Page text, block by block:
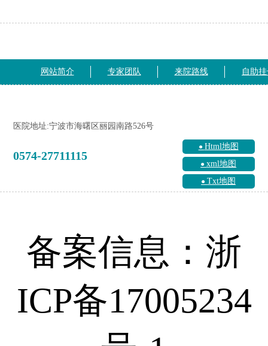
网站简介 专家团队 来院路线 自助
医院地址:宁波市海曙区丽园南路526号
0574-27711115
Html地图
xml地图
Txt地图
备案信息：浙
ICP备17005234